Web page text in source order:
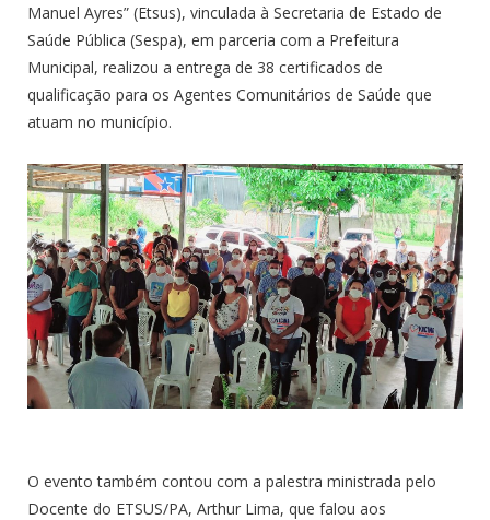
Manuel Ayres” (Etsus), vinculada à Secretaria de Estado de
Saúde Pública (Sespa), em parceria com a Prefeitura
Municipal, realizou a entrega de 38 certificados de
qualificação para os Agentes Comunitários de Saúde que
atuam no município.
O evento também contou com a palestra ministrada pelo
Docente do ETSUS/PA, Arthur Lima, que falou aos